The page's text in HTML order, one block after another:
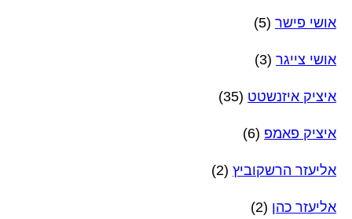
אושי פישר (5)
אושי צייגר (3)
איציק איזנשטט (35)
איציק פאמפ (6)
אליעזר הרשקוביץ (2)
אליעזר כהן (2)